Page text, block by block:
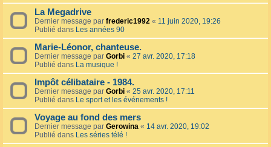
La Megadrive
Dernier message par frederic1992 « 11 juin 2020, 19:26
Publié dans Les années 90
Marie-Léonor, chanteuse.
Dernier message par Gorbi « 27 avr. 2020, 17:18
Publié dans La musique !
Impôt célibataire - 1984.
Dernier message par Gorbi « 25 avr. 2020, 17:11
Publié dans Le sport et les événements !
Voyage au fond des mers
Dernier message par Gerowina « 14 avr. 2020, 19:02
Publié dans Les séries télé !